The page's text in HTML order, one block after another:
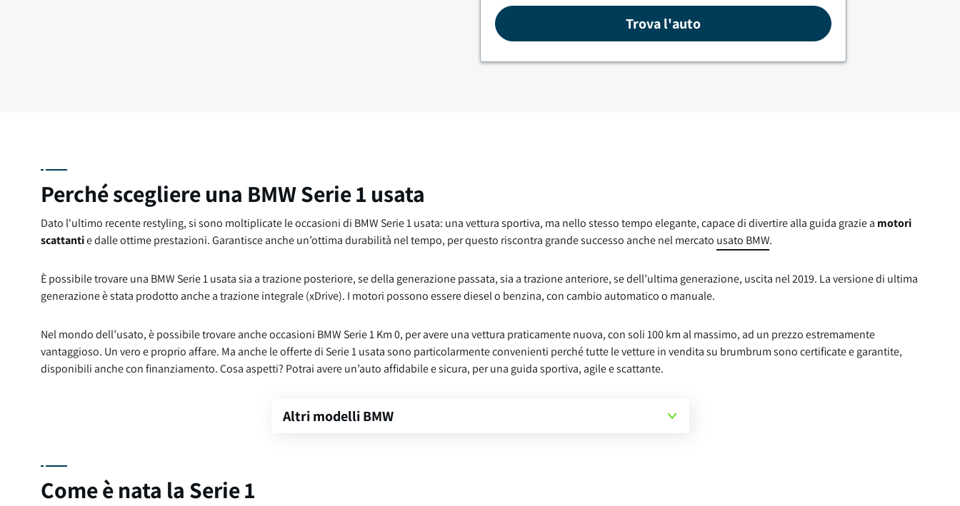
Trova l'auto
Perché scegliere una BMW Serie 1 usata
Dato l'ultimo recente restyling, si sono moltiplicate le occasioni di BMW Serie 1 usata: una vettura sportiva, ma nello stesso tempo elegante, capace di divertire alla guida grazie a motori
scattantie dalle ottime prestazioni. Garantisce anche un’ottima durabilità nel tempo, per questo riscontra grande successo anche nel mercato usato BMW.
È possibile trovare una BMW Serie 1 usata sia a trazione posteriore, se della generazione passata, sia a trazione anteriore, se dell’ultima generazione, uscita nel 2019. La versione di ultima
generazione è stata prodotto anche a trazione integrale (xDrive). I motori possono essere diesel o benzina, con cambio automatico o manuale.
Nel mondo dell’usato, è possibile trovare anche occasioni BMW Serie 1 Km 0, per avere una vettura praticamente nuova, con soli 100 km al massimo, ad un prezzo estremamente
vantaggioso. Un vero e proprio affare. Ma anche le offerte di Serie 1 usata sono particolarmente convenienti perché tutte le vetture in vendita su brumbrum sono certificate e garantite,
disponibili anche con finanziamento. Cosa aspetti? Potrai avere un’auto affidabile e sicura, per una guida sportiva, agile e scattante.
Altri modelli BMW
Come è nata la Serie 1